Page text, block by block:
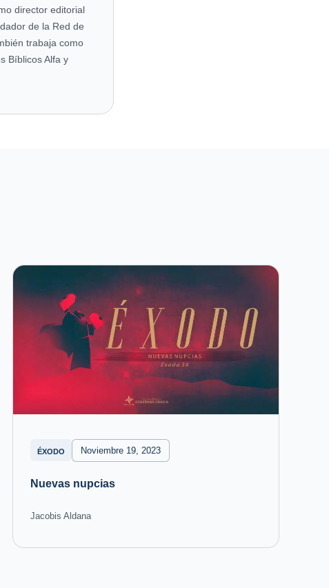
director editorial
de la Red de
trabaja como
Bíblicos Alfa y
ÉXODO Noviembre 19, 2023
Nuevas nupcias
Jacobis Aldana